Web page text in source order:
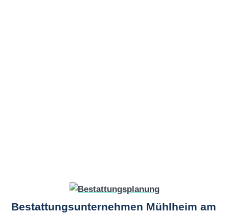
Bestattungsunternehmen Mühlheim am